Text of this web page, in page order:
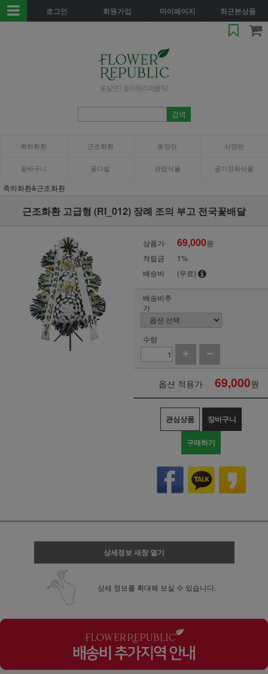
로그인 회원가입 마이페이지 최근본상품
축하화환 근조화환 동양란 서양란
꽃바구니 꽃다발 관엽식물 공기정화식물
축하화환&근조화환
근조화환 고급형 (RI_012) 장례 조의 부고 전국꽃배달
상품가 69,000원
적립금
1%
배송비
(무료)
배송비추
가
수량
옵션 적용가 69,000원
관심상품 장바구니
구매하기
상세정보 새창 열기
상세 정보를 확대해 보실 수 있습니다.